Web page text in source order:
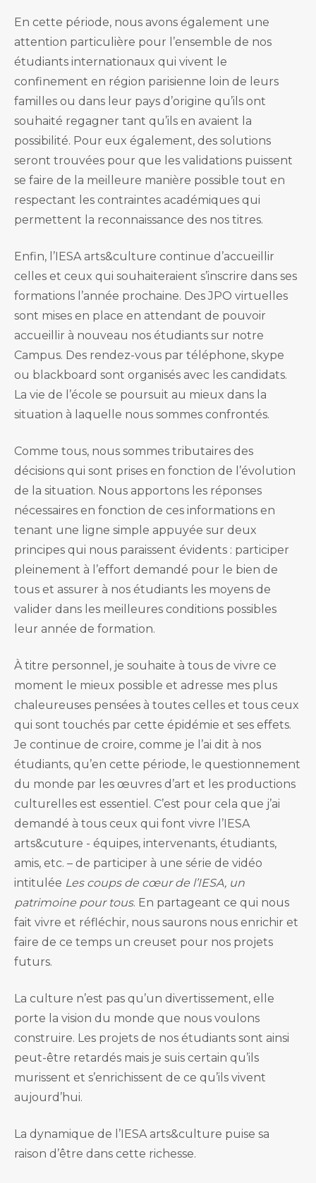
En cette période, nous avons également une
attention particulière pour l’ensemble de nos
étudiants internationaux qui vivent le
confinement en région parisienne loin de leurs
familles ou dans leur pays d’origine qu’ils ont
souhaité regagner tant qu’ils en avaient la
possibilité. Pour eux également, des solutions
seront trouvées pour que les validations puissent
se faire de la meilleure manière possible tout en
respectant les contraintes académiques qui
permettent la reconnaissance des nos titres.
Enfin, l’IESA arts&culture continue d’accueillir
celles et ceux qui souhaiteraient s’inscrire dans ses
formations l’année prochaine. Des JPO virtuelles
sont mises en place en attendant de pouvoir
accueillir à nouveau nos étudiants sur notre
Campus. Des rendez-vous par téléphone, skype
ou blackboard sont organisés avec les candidats.
La vie de l’école se poursuit au mieux dans la
situation à laquelle nous sommes confrontés.
Comme tous, nous sommes tributaires des
décisions qui sont prises en fonction de l’évolution
de la situation. Nous apportons les réponses
nécessaires en fonction de ces informations en
tenant une ligne simple appuyée sur deux
principes qui nous paraissent évidents : participer
pleinement à l’effort demandé pour le bien de
tous et assurer à nos étudiants les moyens de
valider dans les meilleures conditions possibles
leur année de formation.
À titre personnel, je souhaite à tous de vivre ce
moment le mieux possible et adresse mes plus
chaleureuses pensées à toutes celles et tous ceux
qui sont touchés par cette épidémie et ses effets.
Je continue de croire, comme je l’ai dit à nos
étudiants, qu’en cette période, le questionnement
du monde par les œuvres d’art et les productions
culturelles est essentiel. C’est pour cela que j’ai
demandé à tous ceux qui font vivre l’IESA
arts&cuture - équipes, intervenants, étudiants,
amis, etc. – de participer à une série de vidéo
intitulée Les coups de cœur de l’IESA, un
patrimoine pour tous. En partageant ce qui nous
fait vivre et réfléchir, nous saurons nous enrichir et
faire de ce temps un creuset pour nos projets
futurs.
La culture n’est pas qu’un divertissement, elle
porte la vision du monde que nous voulons
construire. Les projets de nos étudiants sont ainsi
peut-être retardés mais je suis certain qu’ils
murissent et s’enrichissent de ce qu’ils vivent
aujourd’hui.
La dynamique de l’IESA arts&culture puise sa
raison d’être dans cette richesse.